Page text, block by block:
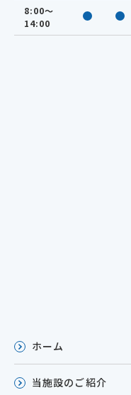
8:00～
14:00
療中診療中 診療中 診療中
ホーム
当施設のご紹介